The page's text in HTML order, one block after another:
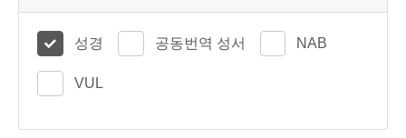
성경 공동번역 성서 NAB
VUL